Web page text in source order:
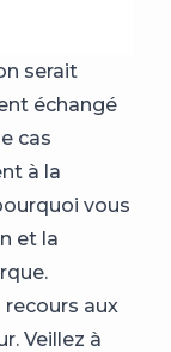
serait
échangé
cas
à la
vous
et la
recours aux
Veillez à